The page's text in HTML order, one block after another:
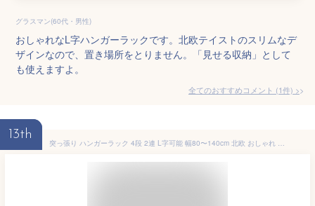
グラスマン(60代・男性)
おしゃれなL字ハンガーラックです。北欧テイストのスリムなデ
ザインなので、置き場所をとりません。「見せる収納」として
も使えますよ。
全てのおすすめコメント (1件) >
13th
突っ張り ハンガーラック 4段 2連 L字可能 幅80〜140cm 北欧 おしゃれ 頑丈 引っ掛け棒付き 天井突っ張り式 つっぱり収納 省スペース クローゼット 突っ張りラック 突っ張りハンガーラック ウォークイン【送料無料】